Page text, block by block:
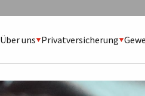
Über uns Privatversicherung